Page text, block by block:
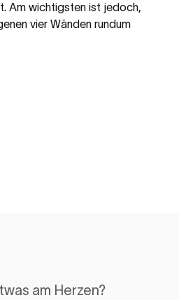
Am wichtigsten ist jedoch,
vier Wänden rundum
am Herzen?